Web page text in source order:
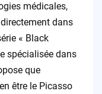
médicales,
dans
« Black
spécialisée dans
que
être le Picasso